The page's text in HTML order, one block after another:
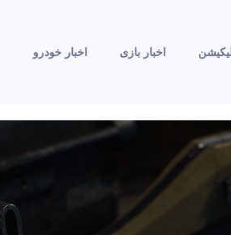
اخبار بازی اخبار خودرو